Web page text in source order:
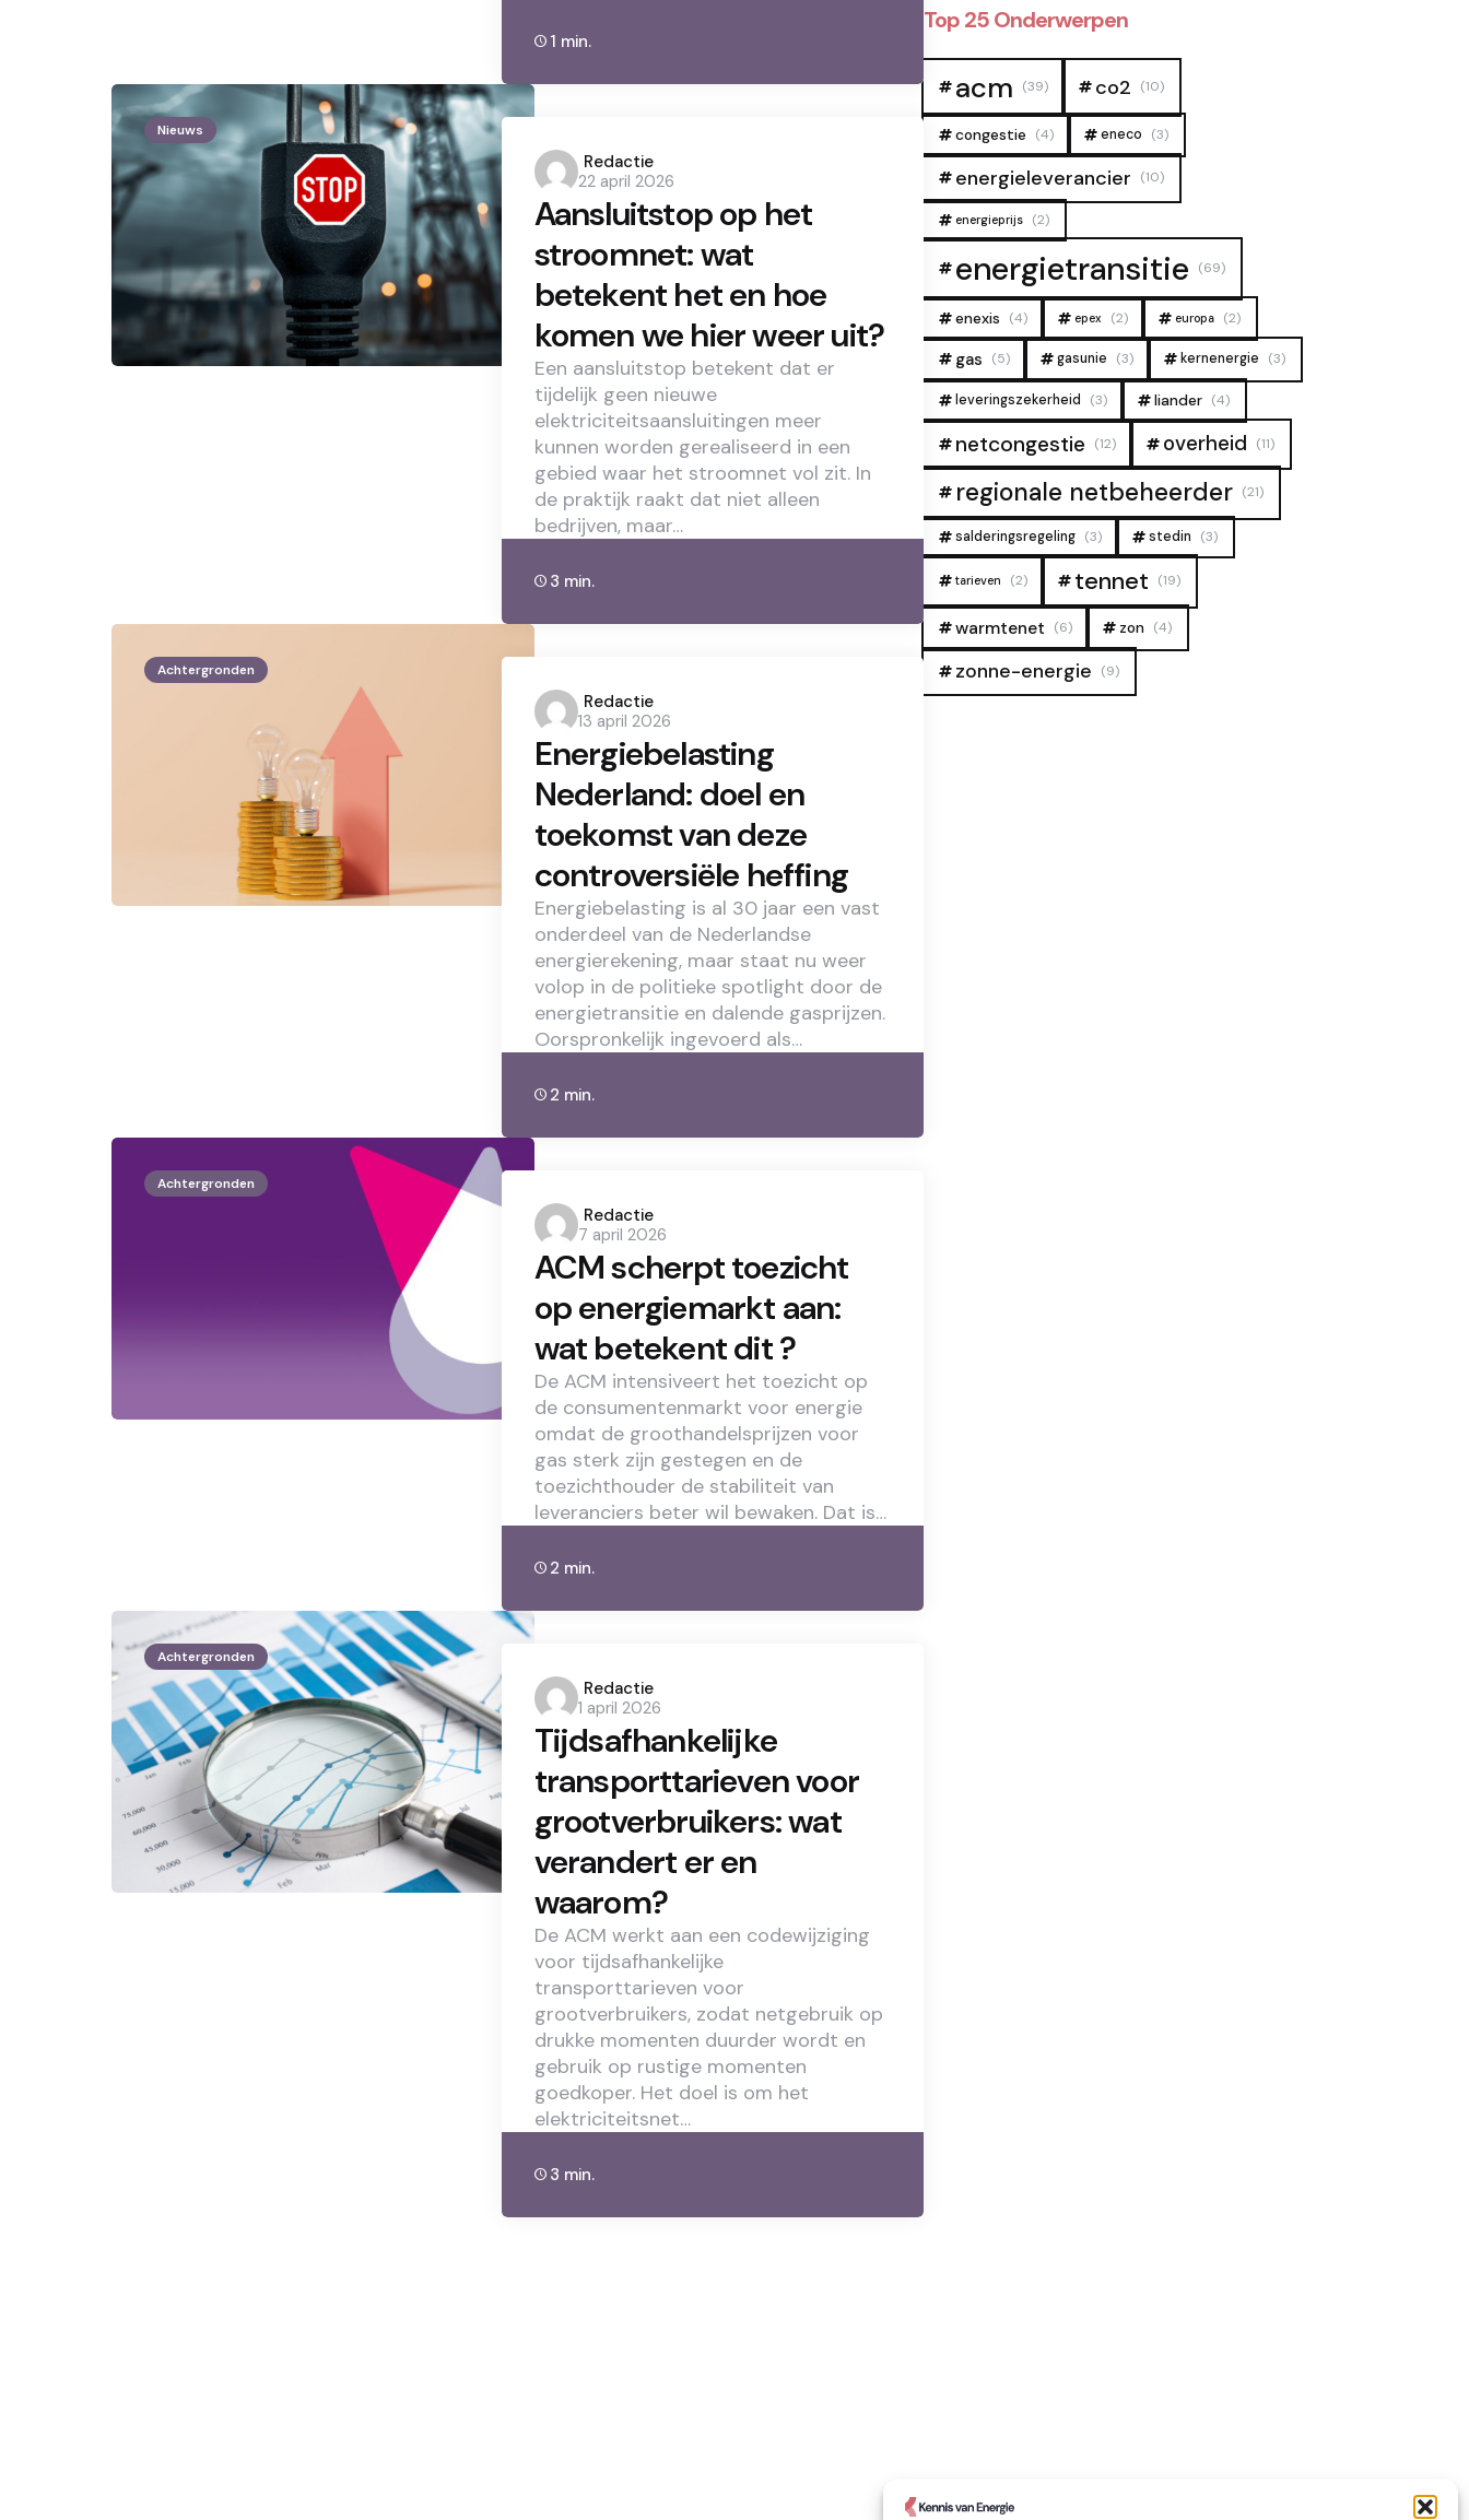
1 min.
Nieuws
Posted
by
Redactie
22 april 2026
Aansluitstop op het
stroomnet: wat
betekent het en hoe
komen we hier weer uit?
Een aansluitstop betekent dat er
tijdelijk geen nieuwe
elektriciteitsaansluitingen meer
kunnen worden gerealiseerd in een
gebied waar het stroomnet vol zit. In
de praktijk raakt dat niet alleen
bedrijven, maar…
3 min.
Achtergronden
Posted
by
Redactie
13 april 2026
Energiebelasting
Nederland: doel en
toekomst van deze
controversiële heffing
Energiebelasting is al 30 jaar een vast
onderdeel van de Nederlandse
energierekening, maar staat nu weer
volop in de politieke spotlight door de
energietransitie en dalende gasprijzen.
Oorspronkelijk ingevoerd als…
2 min.
Achtergronden
Posted
by
Redactie
7 april 2026
ACM scherpt toezicht
op energiemarkt aan:
wat betekent dit ?
De ACM intensiveert het toezicht op
de consumentenmarkt voor energie
omdat de groothandelsprijzen voor
gas sterk zijn gestegen en de
toezichthouder de stabiliteit van
leveranciers beter wil bewaken. Dat is…
2 min.
Achtergronden
Posted
by
Redactie
1 april 2026
Tijdsafhankelijke
transporttarieven voor
grootverbruikers: wat
verandert er en
waarom?
De ACM werkt aan een codewijziging
voor tijdsafhankelijke
transporttarieven voor
grootverbruikers, zodat netgebruik op
drukke momenten duurder wordt en
gebruik op rustige momenten
goedkoper. Het doel is om het
elektriciteitsnet…
3 min.
Top 25 Onderwerpen
acm (39) co2 (10)
congestie (4) eneco (3)
energieleverancier (10)
energieprijs (2)
energietransitie (69)
enexis (4) epex (2) europa (2)
gas (5) gasunie (3) kernenergie (3)
leveringszekerheid (3) liander (4)
netcongestie (12) overheid (11)
regionale netbeheerder (21)
salderingsregeling (3) stedin (3)
tarieven (2) tennet (19)
warmtenet (6) zon (4)
zonne-energie (9)